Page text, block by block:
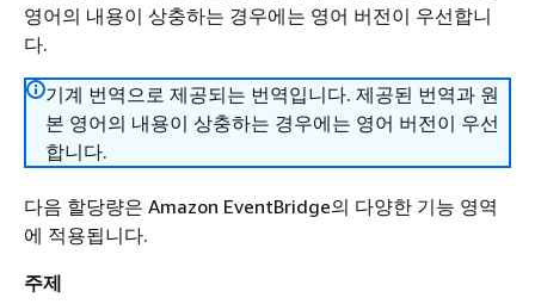
영어의 내용이 상충하는 경우에는 영어 버전이 우선합니
다.
기계 번역으로 제공되는 번역입니다. 제공된 번역과 원
본 영어의 내용이 상충하는 경우에는 영어 버전이 우선
합니다.
다음 할당량은 Amazon EventBridge의 다양한 기능 영역
에 적용됩니다.
주제